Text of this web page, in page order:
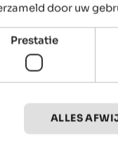
door uw
Prestatie
ALLES